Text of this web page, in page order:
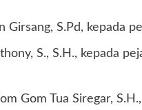
S.Pd, kepada
S., S.H., kepada
Gom Tua Siregar,